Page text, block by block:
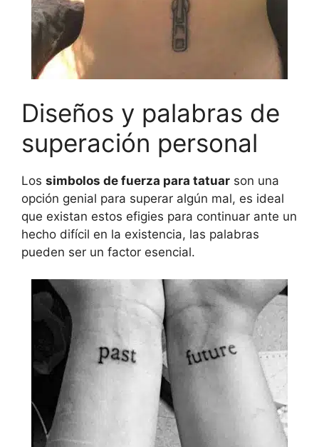
Diseños y palabras de
superación personal
Los simbolos de fuerza para tatuar son una
opción genial para superar algún mal, es ideal
que existan estos efigies para continuar ante un
hecho difícil en la existencia, las palabras
pueden ser un factor esencial.